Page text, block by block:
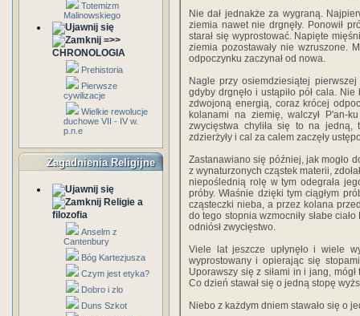
Totemizm
Malinowskiego
=>>
CHRONOLOGIA
Prehistoria
Pierwsze
cywilizacje
Wielkie rewolucje
duchowe VII - IV w.
p.n.e
Zagadnienia Religijne
Religie a
filozofia
Anselm z
Cantenbury
Bóg Kartezjusza
Czym jest etyka?
Dobro i zlo
Duns Szkot
Nie dał jednakże za wygraną.
ziemia nawet nie drgnęły. Ponowił
starał się wyprostować. Napięte
ziemia pozostawały nie wzruszone.
odpoczynku zaczynał od nowa.
Nagle przy osiemdziesiątej
gdyby drgnęło i ustąpiło pół cala.
zdwojoną energią, coraz krócej
kolanami na ziemię, walczył P'an-
zwycięstwa chyliła się to na
zdzierżyły i cal za calem zaczęły
Zastanawiano się później, jak mogło
z wynaturzonych cząstek materii,
niepoślednią rolę w tym odegrała
próby. Właśnie dzięki tym ciągłym
cząsteczki nieba, a przez kolana
do tego stopnia wzmocniły słabe
odniósł zwycięstwo.
Viele lat jeszcze upłynęło i wiele
wyprostowany i opierając się
Uporawszy się z siłami in i jang,
Co dzień stawał się o jedną stopę
Niebo z każdym dniem stawało się o